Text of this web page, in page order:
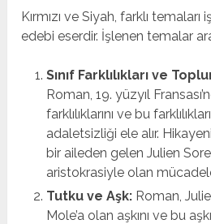
Kırmızı ve Siyah, farklı
edebi eserdir. İşlenen temalar
Sınıf Farklılıkları ve
Roman, 19. yüzyıl
farklılıklarını ve bu
adaletsizliği ele alır.
bir aileden gelen Julien
aristokrasiyle olan
Tutku ve Aşk:Roman,
Mole’a olan aşkını ve bu